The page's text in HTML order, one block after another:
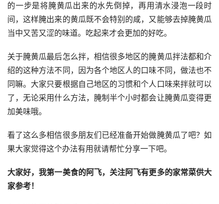
的一步是将腌黄瓜出来的水先倒掉，再用清水浸泡一段时
间，这样腌出来的黄瓜既不会特别的咸，又能够去掉腌黄瓜
当中又苦又涩的味道。吃起来才会更加的好吃。
关于腌黄瓜最后怎么拌，相信很多地区的腌黄瓜拌法都和介
绍的这种方法不同，因为各个地区人的口味不同，做法也不
同嘛。大家只要根据自己地区的习惯和个人口味来拌就可以
了，无论采用什么方法，腌制半个小时都会让腌黄瓜变得更
加美味哦。
看了这么多相信很多朋友们已经准备开始做腌黄瓜了吧？如
果大家觉得这个办法有用就请帮忙分享一下吧。
大家好，我第一美食的阿飞，关注阿飞有更多的家常菜供大
家参考！